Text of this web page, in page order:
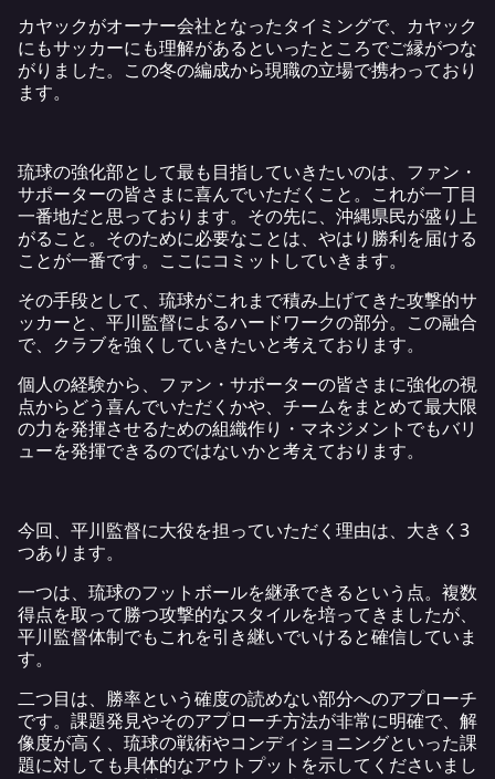
カヤックがオーナー会社となったタイミングで、カヤック
にもサッカーにも理解があるといったところでご縁がつな
がりました。この冬の編成から現職の立場で携わっており
ます。
琉球の強化部として最も目指していきたいのは、ファン・
サポーターの皆さまに喜んでいただくこと。これが一丁目
一番地だと思っております。その先に、沖縄県民が盛り上
がること。そのために必要なことは、やはり勝利を届ける
ことが一番です。ここにコミットしていきます。
その手段として、琉球がこれまで積み上げてきた攻撃的サ
ッカーと、平川監督によるハードワークの部分。この融合
で、クラブを強くしていきたいと考えております。
個人の経験から、ファン・サポーターの皆さまに強化の視
点からどう喜んでいただくかや、チームをまとめて最大限
の力を発揮させるための組織作り・マネジメントでもバリ
ューを発揮できるのではないかと考えております。
今回、平川監督に大役を担っていただく理由は、大きく3
つあります。
一つは、琉球のフットボールを継承できるという点。複数
得点を取って勝つ攻撃的なスタイルを培ってきましたが、
平川監督体制でもこれを引き継いでいけると確信していま
す。
二つ目は、勝率という確度の読めない部分へのアプローチ
です。課題発見やそのアプローチ方法が非常に明確で、解
像度が高く、琉球の戦術やコンディショニングといった課
題に対しても具体的なアウトプットを示してくださいまし